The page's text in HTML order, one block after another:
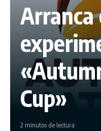
Arranca
Cup»
2 minutos de lectura